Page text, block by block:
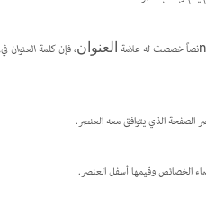
العنوان، فإن كلمةالعنوان